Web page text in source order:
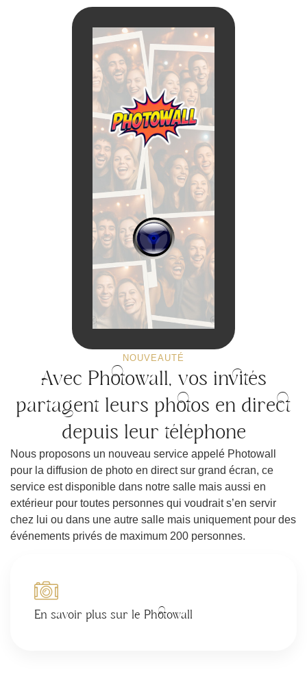
NOUVEAUTÉ
Avec Photowall, vos invités
partagent leurs photos en direct
depuis leur téléphone
Nous proposons un nouveau service appelé Photowall
pour la diffusion de photo en direct sur grand écran, ce
service est disponible dans notre salle mais aussi en
extérieur pour toutes personnes qui voudrait s’en servir
chez lui ou dans une autre salle mais uniquement pour des
événements privés de maximum 200 personnes.
En savoir plus sur le Photowall